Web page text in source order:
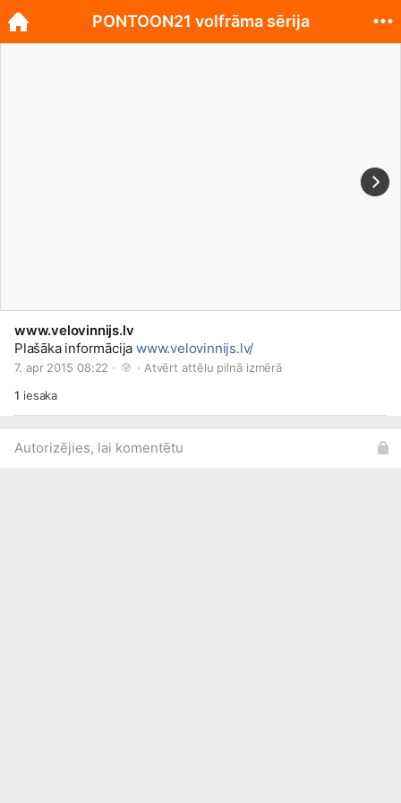
www.velovinnijs.lv
Plašāka informācijawww.velovinnijs.lv/
7. apr 2015 08:22 · · Atvērt attēlu pilnā izmērā
1 iesaka
Autorizējies, lai komentētu
PONTOON21 volfrāma sērija